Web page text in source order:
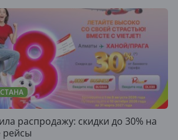
распродажу: скидки до 30% на